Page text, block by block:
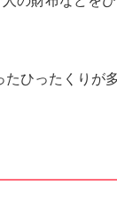
ひったくりが